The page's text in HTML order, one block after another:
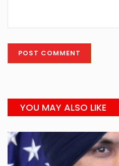
YOU MAY ALSO LIKE